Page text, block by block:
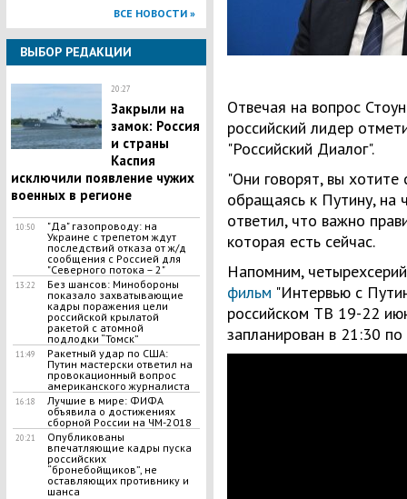
ВСЕ НОВОСТИ »
ВЫБОР РЕДАКЦИИ
20:27
Закрыли на
замок: Россия
и страны
Каспия
исключили появление чужих
военных в регионе
10:50
"Да" газопроводу: на
Украине с трепетом ждут
последствий отказа от ж/д
сообщения с Россией для
"Северного потока – 2"
13:22
Без шансов: Минобороны
показало захватывающие
кадры поражения цели
российской крылатой
ракетой с атомной
подлодки “Томск”
11:49
Ракетный удар по США:
Путин мастерски ответил на
провокационный вопрос
американского журналиста
16:18
Лучшие в мире: ФИФА
объявила о достижениях
сборной России на ЧМ-2018
20:21
Опубликованы
впечатляющие кадры пуска
российских
“бронебойщиков”, не
оставляющих противнику и
шанса
Отвечая на вопрос
российский лидер
"Российский Диалог".
"Они говорят, вы хотите
обращаясь к Путину, на
ответил, что важно
которая есть сейчас.
Напомним,
фильм "Интервью с
российском ТВ 19-22
запланирован в 21:30